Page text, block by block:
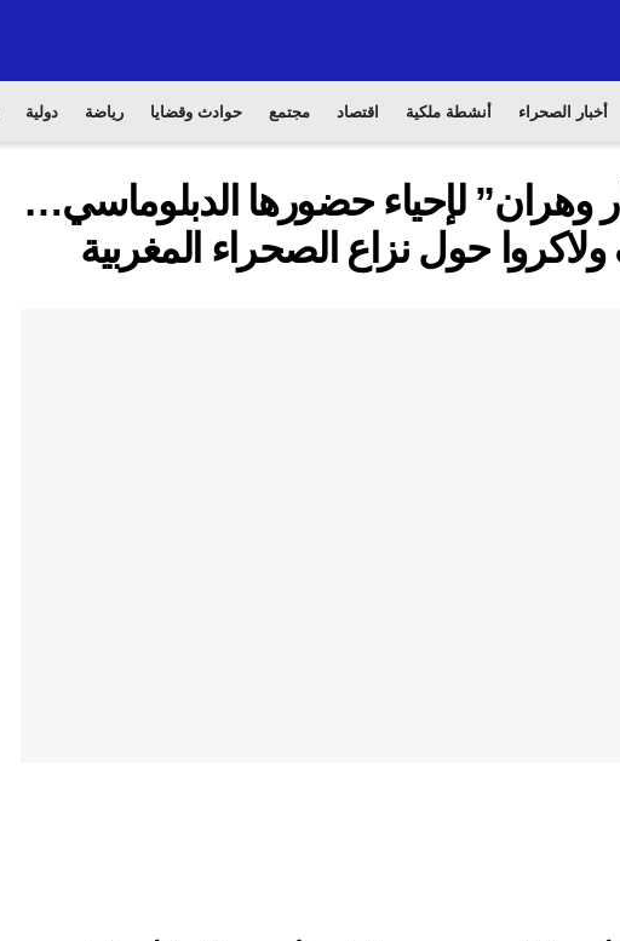
أخبار الصحراء أنشطة ملكية اقتصاد مجتمع حوادث وقضايا رياضة دولية
وهران” لإحياء حضورها الدبلوماسي…
حول نزاع الصحراء المغربية